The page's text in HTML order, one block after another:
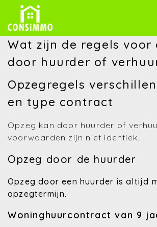
Wat zijn de regels voor
door huurder of
Opzegregels
en type contract
Opzeg kan door huurder of
voorwaarden zijn niet identiek.
Opzeg door de huurder
Opzeg door een huurder is altijd
opzegtermijn.
Woninghuurcontract van 9